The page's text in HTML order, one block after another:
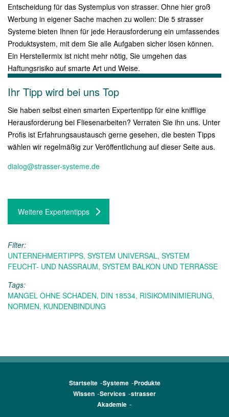
Entscheidung für das Systemplus von strasser. Ohne hier groß
Werbung in eigener Sache machen zu wollen: Die 5 strasser
Systeme bieten Ihnen für jede Herausforderung ein umfassendes
Produktsystem, mit dem Sie alle Aufgaben sicher lösen können.
Ein Herstellermix ist nicht mehr nötig, Sie umgehen das
Haftungsrisiko auf smarte Art und Weise.
Ihr Tipp wird bei uns Top
Sie haben selbst einen smarten Expertentipp für eine knifflige
Herausforderung bei Fliesenarbeiten? Verraten Sie ihn uns. Unter
Profis ist Erfahrungsaustausch gerne gesehen, die besten Tipps
wählen wir regelmäßig zur Veröffentlichung auf dieser Seite aus.
dialog@strasser-systeme.de
Weitere Expertentipps
Filter:
UNTERNEHMERTIPPS, SYSTEM UNIVERSAL, SYSTEM
FEUCHT- UND NASSRAUM, SYSTEM BALKON UND TERRASSE
Tags:
MANGEL OHNE SCHADEN, DIN 18534, RISIKOMINIMIERUNG,
NORMEN, KUNDENBINDUNG
Startseite Systeme
Produkte
Wissen Services strasser
Akademie